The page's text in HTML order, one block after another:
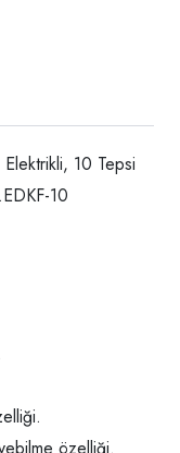
10 Tepsi
10